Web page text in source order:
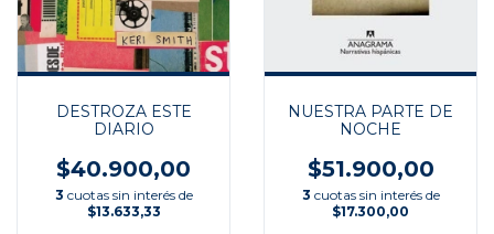
DESTROZA ESTE
DIARIO
$40.900,00
3 cuotas sin interés de
$13.633,33
NUESTRA PARTE DE
NOCHE
$51.900,00
3 cuotas sin interés de
$17.300,00